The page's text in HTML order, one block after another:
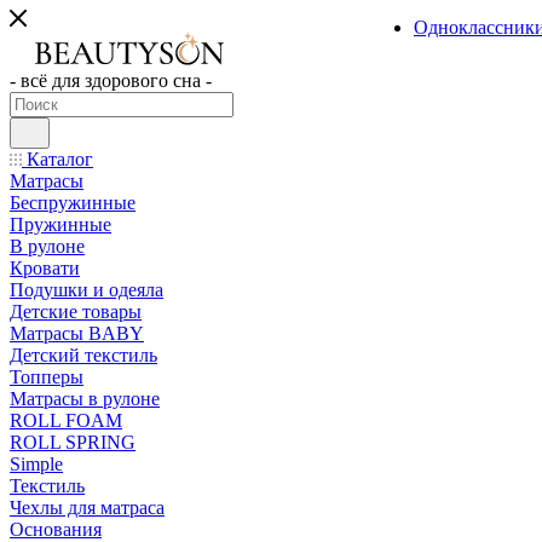
- всё для здорового сна -
Каталог
Матрасы
Беспружинные
Пружинные
В рулоне
Кровати
Подушки и одеяла
Детские товары
Матрасы BABY
Детский текстиль
Топперы
Матрасы в рулоне
ROLL FOAM
ROLL SPRING
Simple
Текстиль
Чехлы для матраса
Основания